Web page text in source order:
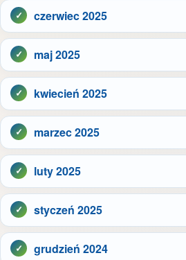
czerwiec 2025
maj 2025
kwiecień 2025
marzec 2025
luty 2025
styczeń 2025
grudzień 2024